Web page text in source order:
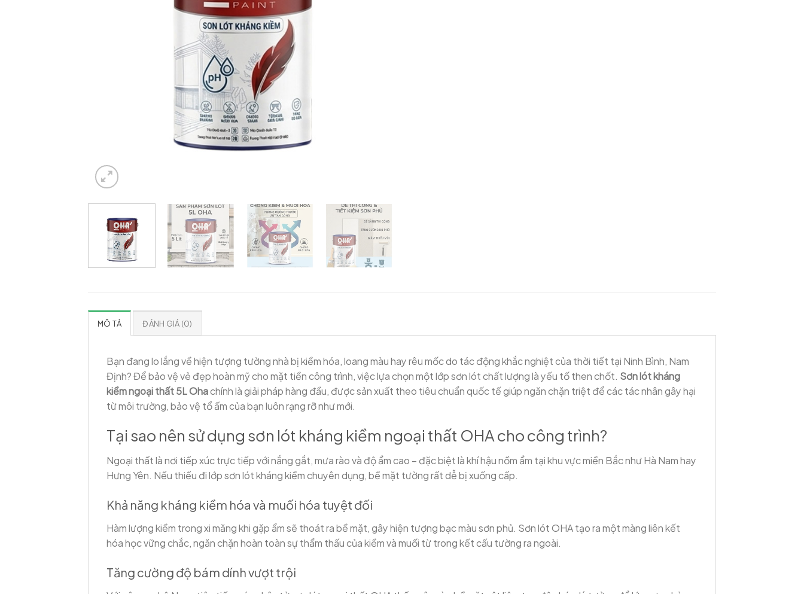
MÔ TẢ ĐÁNH GIÁ (0)
Bạn đang lo lắng về hiện tượng tường nhà bị kiềm hóa, loang màu hay rêu mốc do tác động khắc nghiệt của thời tiết tại Ninh Bình, Nam
Định? Để bảo vệ vẻ đẹp hoàn mỹ cho mặt tiền công trình, việc lựa chọn một lớp sơn lót chất lượng là yếu tố then chốt. Sơn lót kháng
kiềm ngoại thất 5L Ohachính là giải pháp hàng đầu, được sản xuất theo tiêu chuẩn quốc tế giúp ngăn chặn triệt để các tác nhân gây hại
từ môi trường, bảo vệ tổ ấm của bạn luôn rạng rỡ như mới.
Tại sao nên sử dụng sơn lót kháng kiềm ngoại thất OHA cho công trình?
Ngoại thất là nơi tiếp xúc trực tiếp với nắng gắt, mưa rào và độ ẩm cao – đặc biệt là khí hậu nồm ẩm tại khu vực miền Bắc như Hà Nam hay
Hưng Yên. Nếu thiếu đi lớp sơn lót kháng kiềm chuyên dụng, bề mặt tường rất dễ bị xuống cấp.
Khả năng kháng kiềm hóa và muối hóa tuyệt đối
Hàm lượng kiềm trong xi măng khi gặp ẩm sẽ thoát ra bề mặt, gây hiện tượng bạc màu sơn phủ. Sơn lót OHA tạo ra một màng liên kết
hóa học vững chắc, ngăn chặn hoàn toàn sự thẩm thấu của kiềm và muối từ trong kết cấu tường ra ngoài.
Tăng cường độ bám dính vượt trội